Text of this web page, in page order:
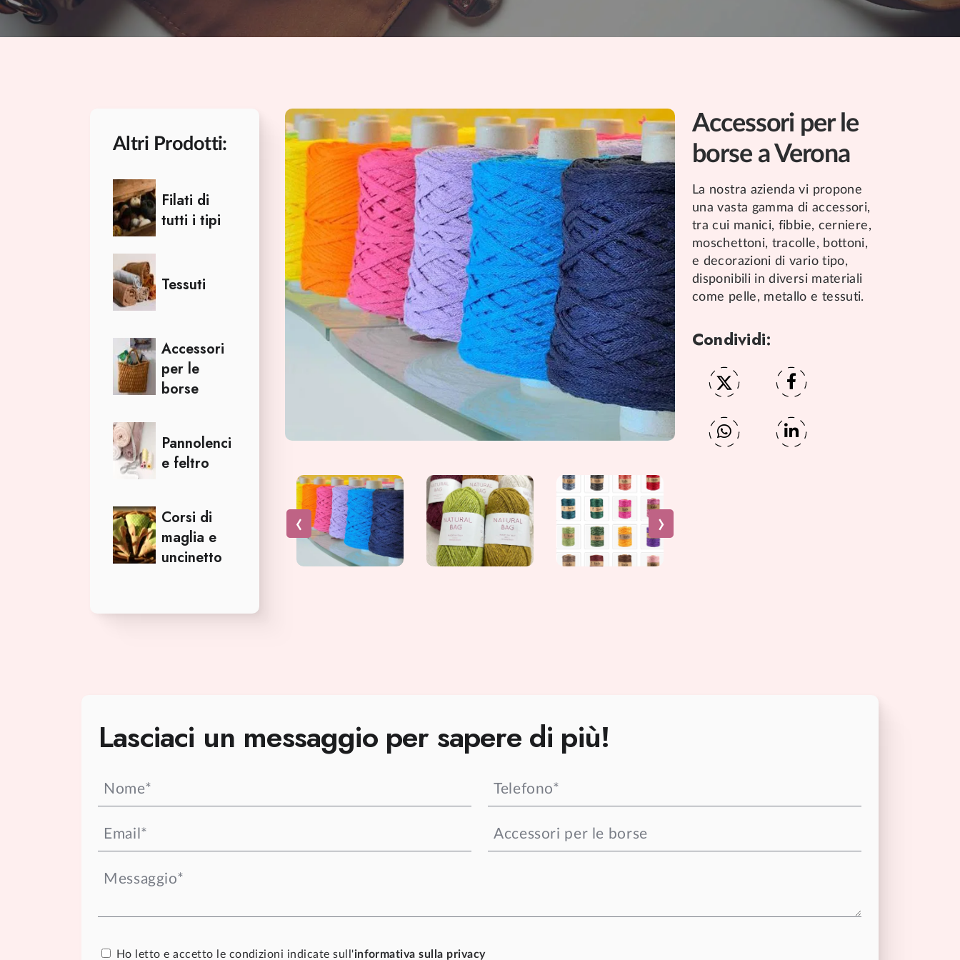
Altri Prodotti:
Filati di
tutti i tipi
Tessuti
Accessori
per le
borse
Pannolenci
e feltro
Corsi di
maglia e
uncinetto
Accessori per le
borse a Verona
La nostra azienda vi propone
una vasta gamma di accessori,
tra cui manici, fibbie, cerniere,
moschettoni, tracolle, bottoni,
e decorazioni di vario tipo,
disponibili in diversi materiali
come pelle, metallo e tessuti.
Condividi:
Lasciaci un messaggio per sapere di più!
Ho letto e accetto le condizioni indicate sull'informativa sulla privacy